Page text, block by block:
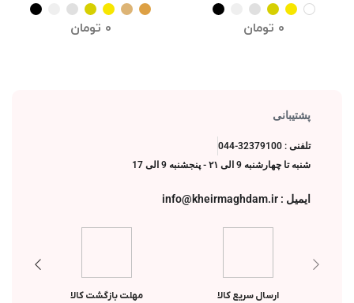
رومر پلاس
0 تومان 0 تومان
پشتیبانی
تلفنی : 32379100-044
شنبه تا چهارشنبه 9 الی ۲۱ - پنجشنبه 9 الی 17
ایمیل : info@kheirmaghdam.ir
ارسال سریع کالا مهلت بازگشت کالا